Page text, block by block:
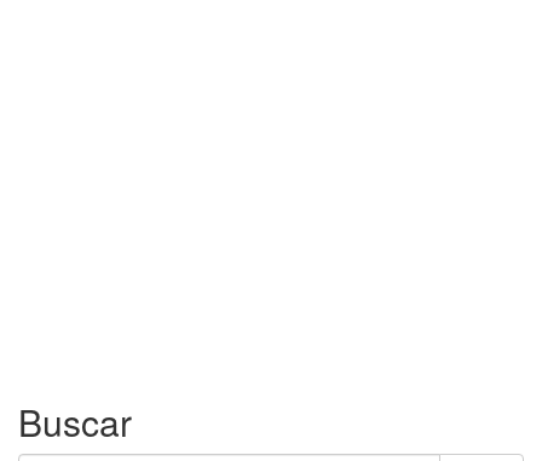
Buscar